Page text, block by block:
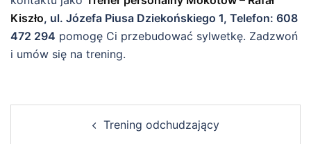
Kiszło, ul. Józefa Piusa Dziekońskiego 1, Telefon: 608
472 294 pomogę Ci przebudować sylwetkę. Zadzwoń
i umów się na trening.
navigation
Trening odchudzający